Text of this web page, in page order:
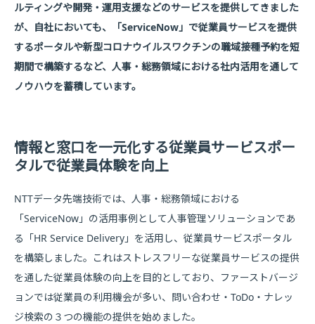
ルティングや開発・運用支援などのサービスを提供してきました
が、自社においても、「ServiceNow」で従業員サービスを提供
するポータルや新型コロナウイルスワクチンの職域接種予約を短
期間で構築するなど、人事・総務領域における社内活用を通して
ノウハウを蓄積しています。
情報と窓口を一元化する従業員サービスポー
タルで従業員体験を向上
NTTデータ先端技術では、人事・総務領域における
「ServiceNow」の活用事例として人事管理ソリューションであ
る「HR Service Delivery」を活用し、従業員サービスポータル
を構築しました。これはストレスフリーな従業員サービスの提供
を通した従業員体験の向上を目的としており、ファーストバージ
ョンでは従業員の利用機会が多い、問い合わせ・ToDo・ナレッ
ジ検索の３つの機能の提供を始めました。